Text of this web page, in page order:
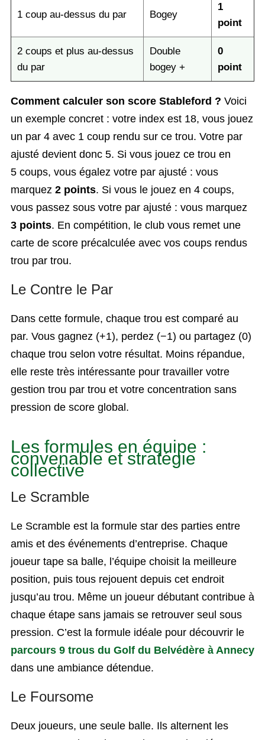
1 coup au-dessus du par Bogey
1
point
2 coups et plus au-dessus
du par
Double
bogey +
0
point
Comment calculer son score Stableford ? Voici
un exemple concret : votre index est 18, vous jouez
un par 4 avec 1 coup rendu sur ce trou. Votre par
ajusté devient donc 5. Si vous jouez ce trou en
5 coups, vous égalez votre par ajusté : vous
marquez 2 points. Si vous le jouez en 4 coups,
vous passez sous votre par ajusté : vous marquez
3 points. En compétition, le club vous remet une
carte de score précalculée avec vos coups rendus
trou par trou.
Le Contre le Par
Dans cette formule, chaque trou est comparé au
par. Vous gagnez (+1), perdez (−1) ou partagez (0)
chaque trou selon votre résultat. Moins répandue,
elle reste très intéressante pour travailler votre
gestion trou par trou et votre concentration sans
pression de score global.
Les formules en équipe :
convenable et stratégie
collective
Le Scramble
Le Scramble est la formule star des parties entre
amis et des événements d’entreprise. Chaque
joueur tape sa balle, l’équipe choisit la meilleure
position, puis tous rejouent depuis cet endroit
jusqu’au trou. Même un joueur débutant contribue à
chaque étape sans jamais se retrouver seul sous
pression. C’est la formule idéale pour découvrir le
parcours 9 trous du Golf du Belvédère à Annecy
dans une ambiance détendue.
Le Foursome
Deux joueurs, une seule balle. Ils alternent les